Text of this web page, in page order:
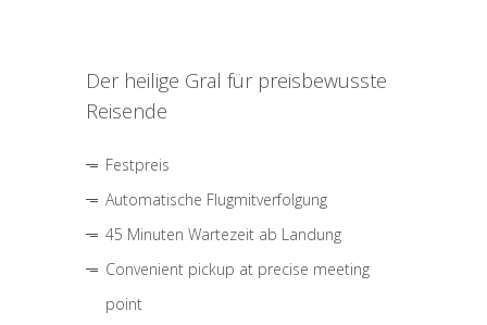
Der heilige Gral für preisbewusste
Reisende
Festpreis
Automatische Flugmitverfolgung
45 Minuten Wartezeit ab Landung
Convenient pickup at precise meeting
point